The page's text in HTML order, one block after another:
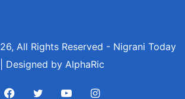
All Rights Reserved - Nigrani Today
| Designed by AlphaRic
Facebook
TwitterYouTubeInstagram